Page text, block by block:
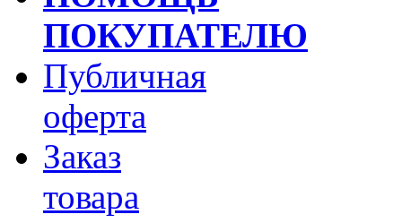
ПОКУПАТЕЛЮ
Публичная
оферта
Заказ
товара